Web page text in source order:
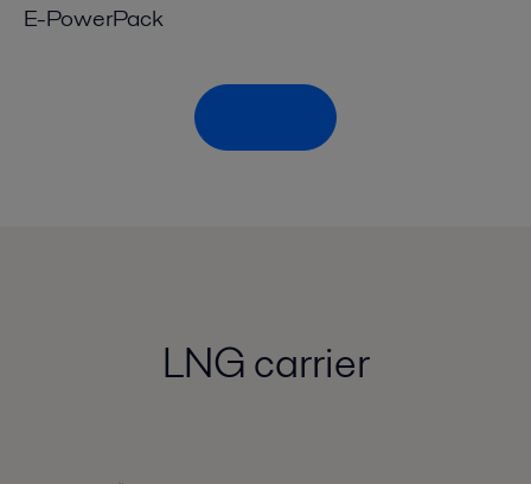
E-PowerPack
LNG carrier